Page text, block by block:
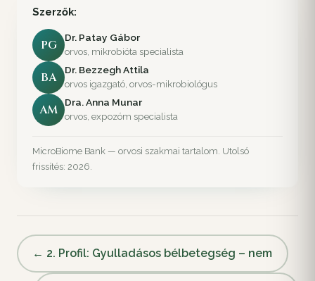
Szerzők:
PG
Dr. Patay Gábor
orvos, mikrobióta specialista
BA
Dr. Bezzegh Attila
orvos igazgató, orvos-mikrobiológus
AM
Dra. Anna Munar
orvos, expozóm specialista
MicroBiome Bank — orvosi szakmai tartalom. Utolsó
frissítés: 2026.
← 2. Profil: Gyulladásos bélbetegség – nem